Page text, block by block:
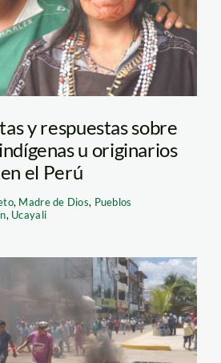
y respuestas sobre
u originarios
en el Perú
, Madre de Dios, Pueblos
, Ucayali
día de